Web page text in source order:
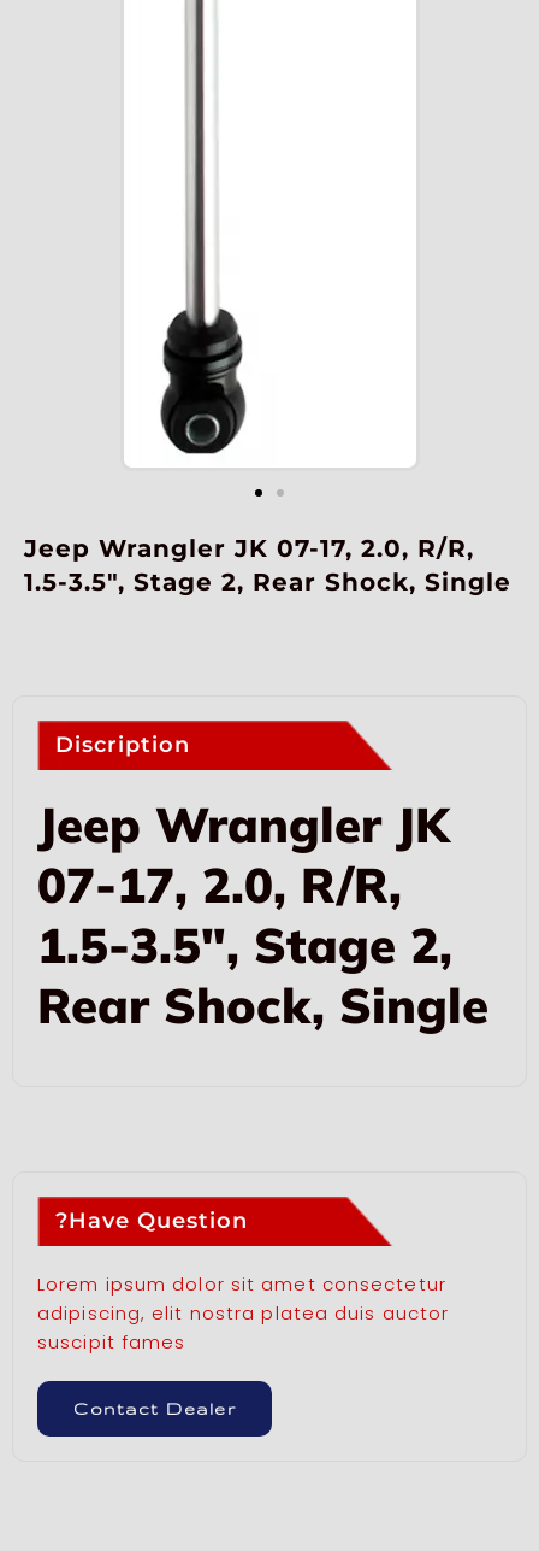
Jeep Wrangler JK 07-17, 2.0, R/R,
1.5-3.5″, Stage 2, Rear Shock, Single
Discription
Jeep Wrangler JK
07-17, 2.0, R/R,
1.5-3.5″, Stage 2,
Rear Shock, Single
Have Question?
Lorem ipsum dolor sit amet consectetur
adipiscing, elit nostra platea duis auctor
suscipit fames
Contact Dealer